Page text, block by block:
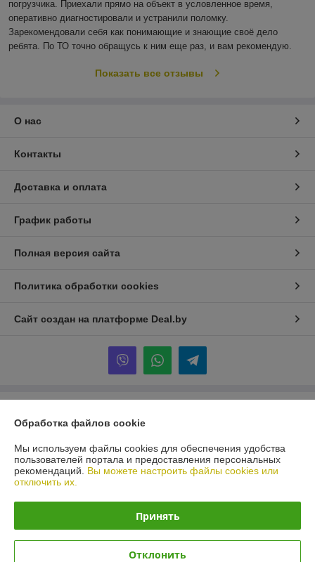
погрузчика. Приехали прямо на объект в условленное время,
оперативно диагностировали и устранили поломку.
Зарекомендовали себя как понимающие и знающие своё дело
ребята. По ТО точно обращусь к ним еще раз, и вам рекомендую.
Показать все отзывы
О нас
Контакты
Доставка и оплата
График работы
Полная версия сайта
Политика обработки cookies
Сайт создан на платформе Deal.by
Минская обл., Минский район, дер. Дубовляны, ул. Центральная, д. 3
Регистрационный номер ЕГР: 191300223
Регистрационный орган: Мингорисполком
Местонахождение книги жалоб и предложений: Минская обл., Минский
Обработка файлов cookie
Мы используем файлы cookies для обеспечения удобства
пользователей портала и предоставления персональных
рекомендаций. Вы можете настроить файлы cookies или
отключить их.
Принять
Отклонить